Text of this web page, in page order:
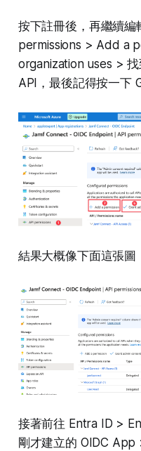
按下註冊後，再繼續編
permissions > Add a
organization uses >
API，最後記得按一下
結果大概像下面這張圖
接著前往 Entra ID >
剛才建立的 OIDC